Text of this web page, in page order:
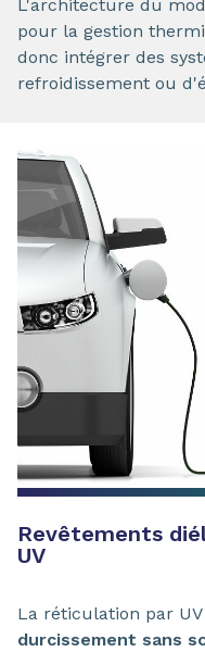
L'architecture du
pour la gestion
donc intégrer des
refroidissement ou
Revêtements
UV
La réticulation par
durcissement sans